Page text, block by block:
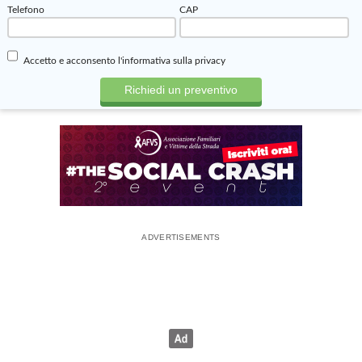
ma il suo celebre V6 è sempre lo stesso.
Quadrifoglio costa poco meno di 100 mila euro, ma il prezzo
Telefono CAP
Accetto e acconsento l'informativa sulla privacy